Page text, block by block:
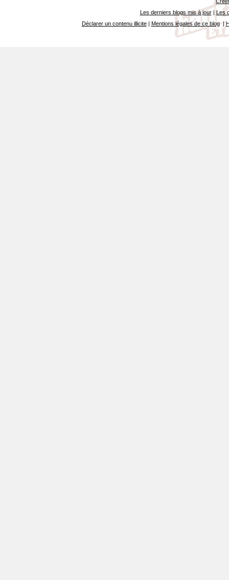
Les derniers blogs mis à jour| Les
Déclarer un contenu illicite| Mentions légales de ce blog|